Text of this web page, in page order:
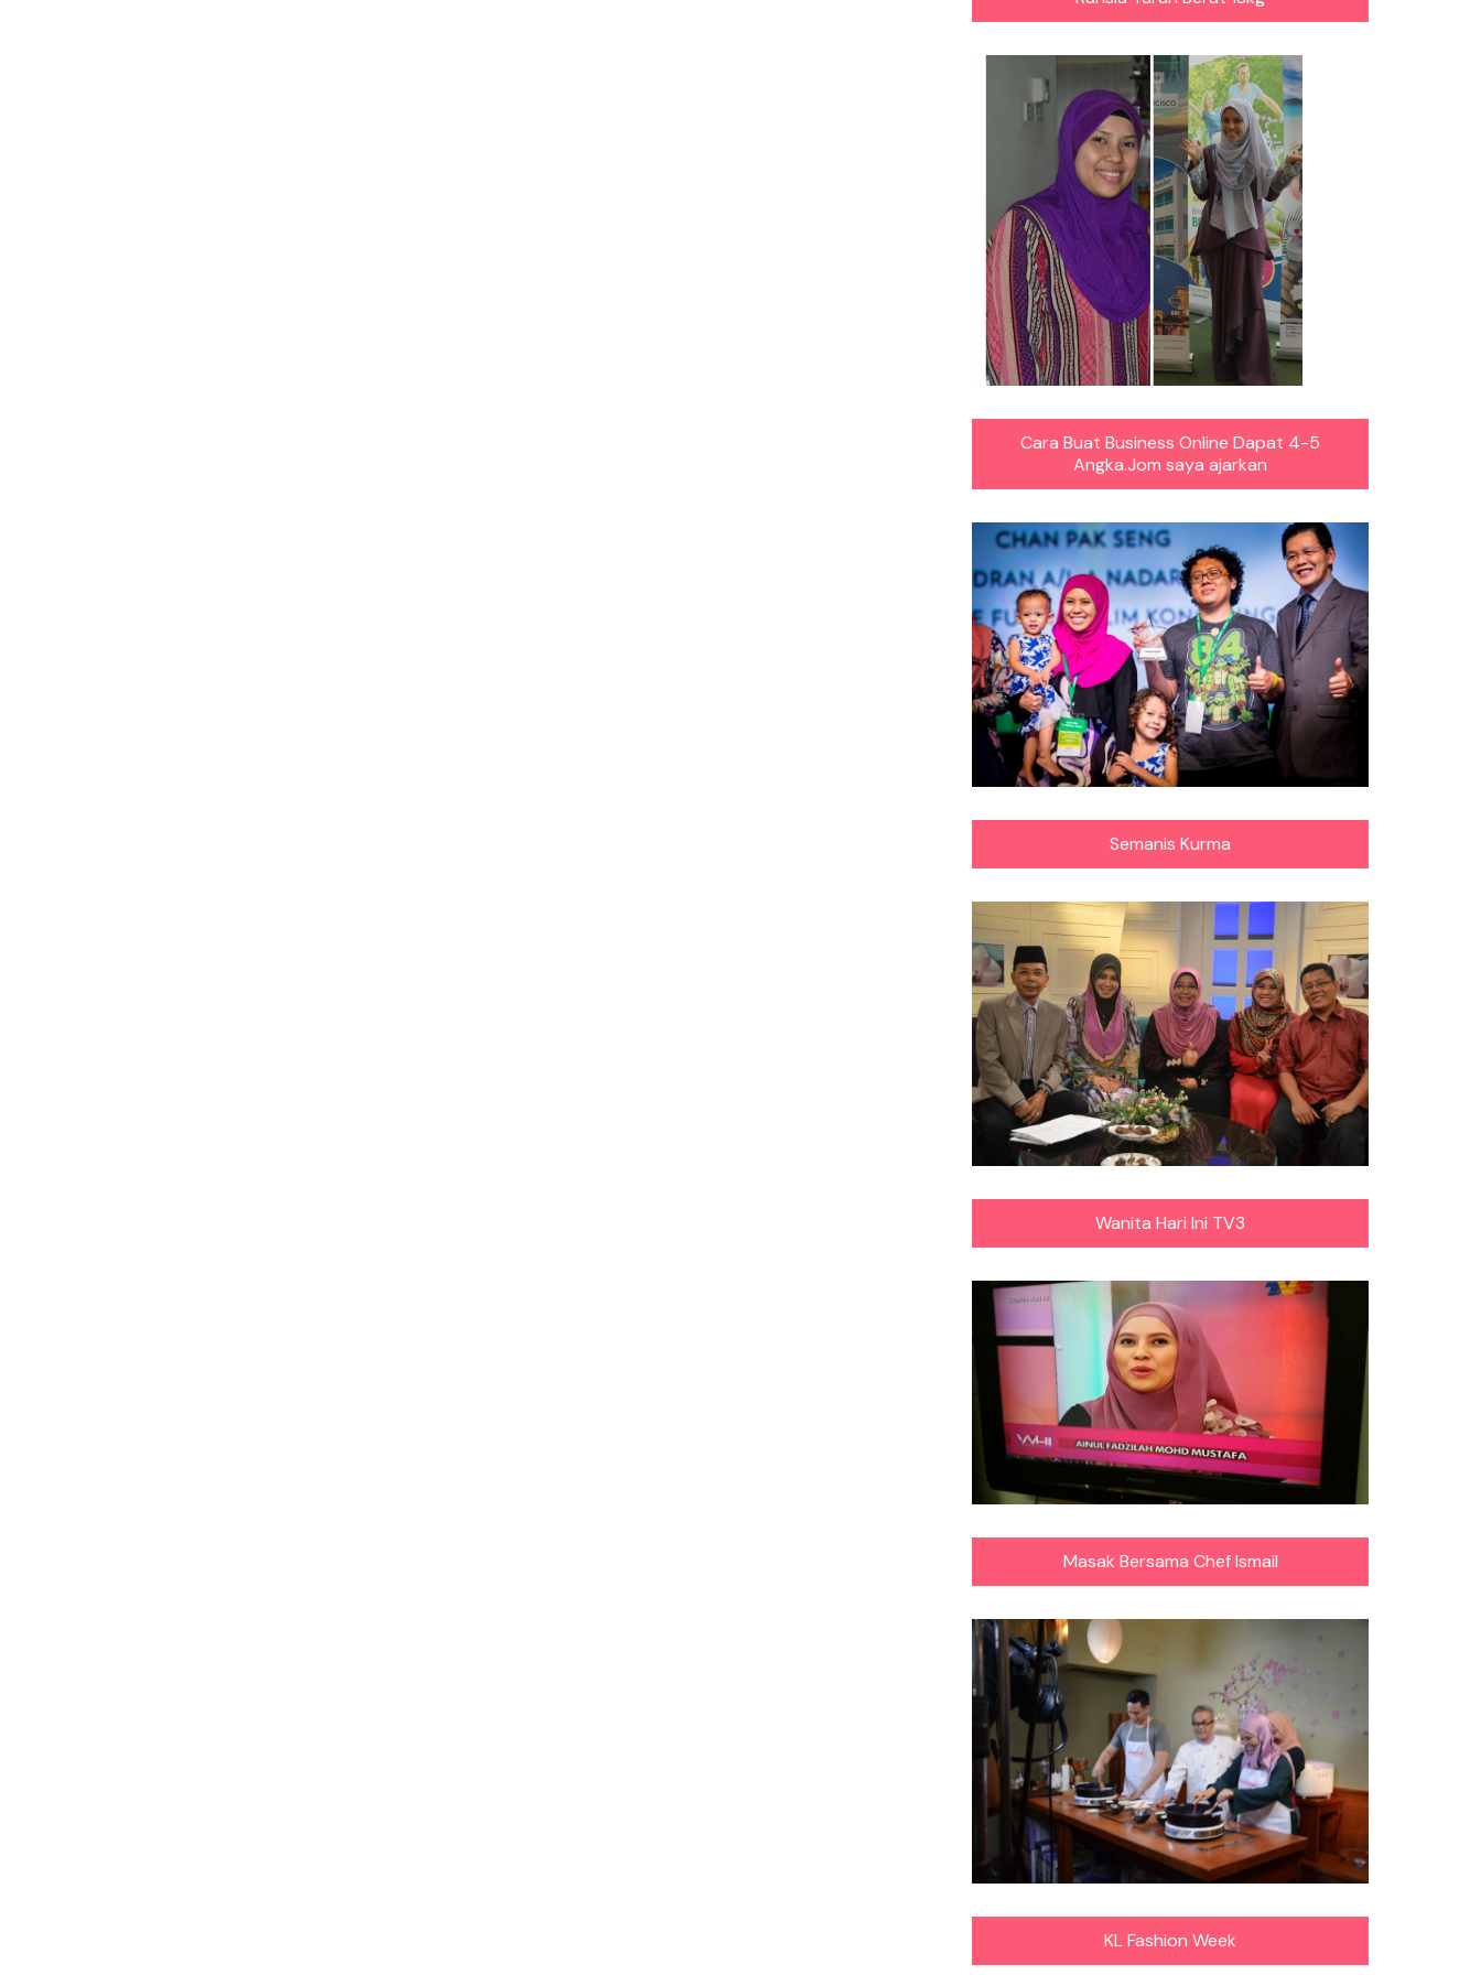
Cara Buat Business Online Dapat 4-5
Angka.Jom saya ajarkan
Semanis Kurma
Wanita Hari Ini TV3
Masak Bersama Chef Ismail
KL Fashion Week